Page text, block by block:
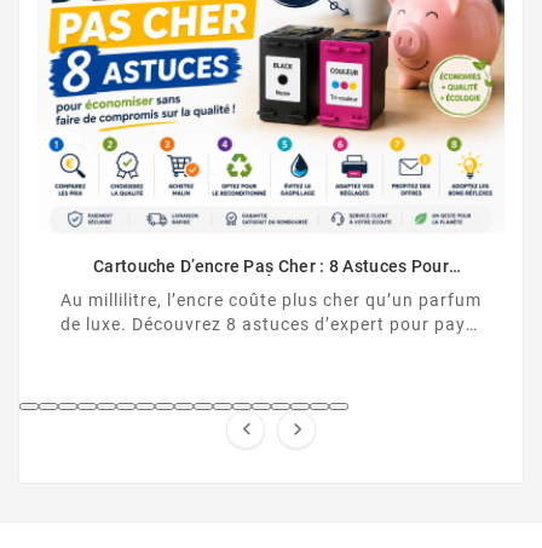
Comment Désactiver La Puce De La Cartouche HP
Cartouche HP non reconnue ? Découvrez
comment désactiver la protection des cartouches
HP et contourner la puce HP en toute légalité.
 